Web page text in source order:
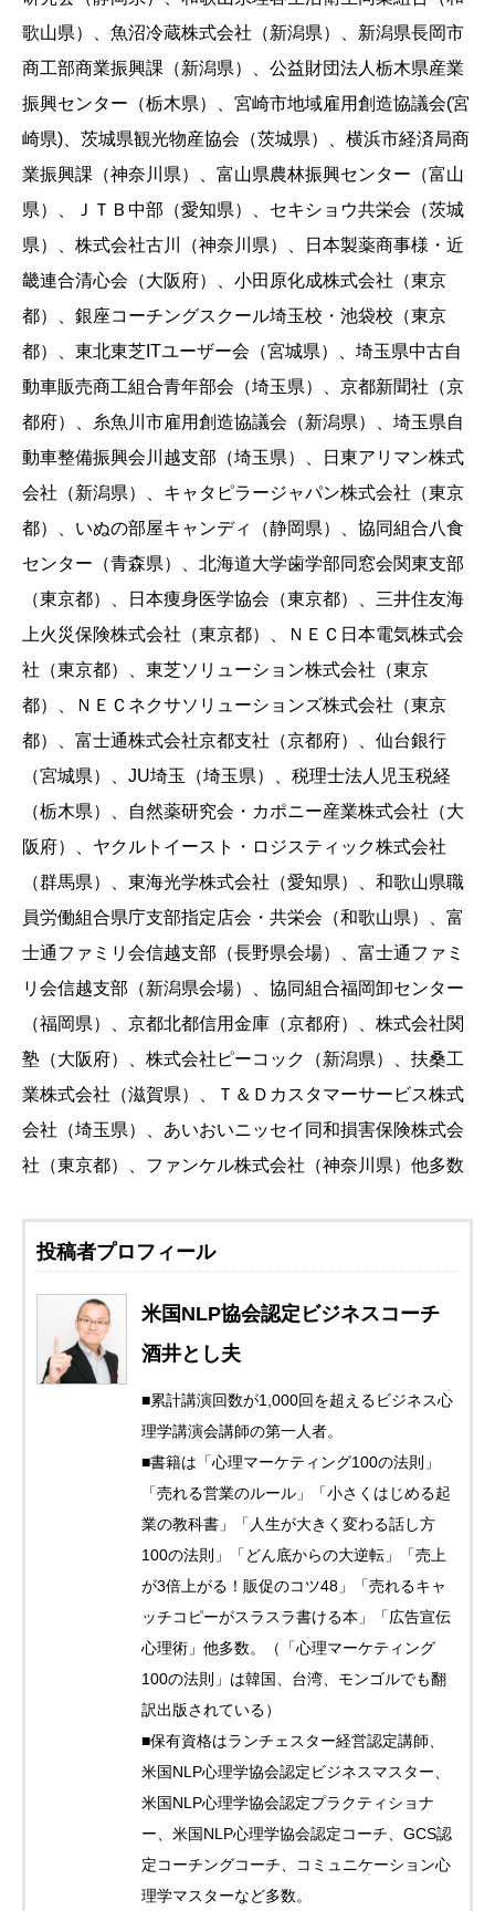
歌山県）、魚沼冷蔵株式会社（新潟県）、新潟県長岡市
商工部商業振興課（新潟県）、公益財団法人栃木県産業
振興センター（栃木県）、宮崎市地域雇用創造協議会(宮
崎県)、茨城県観光物産協会（茨城県）、横浜市経済局商
業振興課（神奈川県）、富山県農林振興センター（富山
県）、ＪＴＢ中部（愛知県）、セキショウ共栄会（茨城
県）、株式会社古川（神奈川県）、日本製薬商事様・近
畿連合清心会（大阪府）、小田原化成株式会社（東京
都）、銀座コーチングスクール埼玉校・池袋校（東京
都）、東北東芝ITユーザー会（宮城県）、埼玉県中古自
動車販売商工組合青年部会（埼玉県）、京都新聞社（京
都府）、糸魚川市雇用創造協議会（新潟県）、埼玉県自
動車整備振興会川越支部（埼玉県）、日東アリマン株式
会社（新潟県）、キャタピラージャパン株式会社（東京
都）、いぬの部屋キャンディ（静岡県）、協同組合八食
センター（青森県）、北海道大学歯学部同窓会関東支部
（東京都）、日本痩身医学協会（東京都）、三井住友海
上火災保険株式会社（東京都）、ＮＥＣ日本電気株式会
社（東京都）、東芝ソリューション株式会社（東京
都）、ＮＥＣネクサソリューションズ株式会社（東京
都）、富士通株式会社京都支社（京都府）、仙台銀行
（宮城県）、JU埼玉（埼玉県）、税理士法人児玉税経
（栃木県）、自然薬研究会・カポニー産業株式会社（大
阪府）、ヤクルトイースト・ロジスティック株式会社
（群馬県）、東海光学株式会社（愛知県）、和歌山県職
員労働組合県庁支部指定店会・共栄会（和歌山県）、富
士通ファミリ会信越支部（長野県会場）、富士通ファミ
リ会信越支部（新潟県会場）、協同組合福岡卸センター
（福岡県）、京都北都信用金庫（京都府）、株式会社関
塾（大阪府）、株式会社ピーコック（新潟県）、扶桑工
業株式会社（滋賀県）、Ｔ＆Ｄカスタマーサービス株式
会社（埼玉県）、あいおいニッセイ同和損害保険株式会
社（東京都）、ファンケル株式会社（神奈川県）他多数
投稿者プロフィール
米国NLP協会認定ビジネスコーチ
酒井とし夫
■累計講演回数が1,000回を超えるビジネス心
理学講演会講師の第一人者。
■書籍は「心理マーケティング100の法則」
「売れる営業のルール」「小さくはじめる起
業の教科書」「人生が大きく変わる話し方
100の法則」「どん底からの大逆転」「売上
が3倍上がる！販促のコツ48」「売れるキャ
ッチコピーがスラスラ書ける本」「広告宣伝
心理術」他多数。（「心理マーケティング
100の法則」は韓国、台湾、モンゴルでも翻
訳出版されている）
■保有資格はランチェスター経営認定講師、
米国NLP心理学協会認定ビジネスマスター、
米国NLP心理学協会認定プラクティショナ
ー、米国NLP心理学協会認定コーチ、GCS認
定コーチングコーチ、コミュニケーション心
理学マスターなど多数。